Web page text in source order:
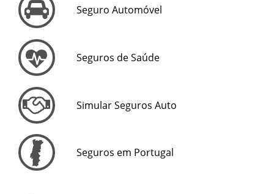
Seguro Automóvel
Seguros de Saúde
Simular Seguros Auto
Seguros em Portugal